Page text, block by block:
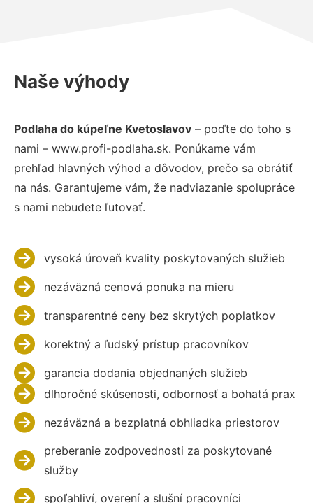
Naše výhody
Podlaha do kúpeľne Kvetoslavov – poďte do toho s
nami – www.profi-podlaha.sk. Ponúkame vám
prehľad hlavných výhod a dôvodov, prečo sa obrátiť
na nás. Garantujeme vám, že nadviazanie spolupráce
s nami nebudete ľutovať.
vysoká úroveň kvality poskytovaných služieb
nezáväzná cenová ponuka na mieru
transparentné ceny bez skrytých poplatkov
korektný a ľudský prístup pracovníkov
garancia dodania objednaných služieb
dlhoročné skúsenosti, odbornosť a bohatá prax
nezáväzná a bezplatná obhliadka priestorov
preberanie zodpovednosti za poskytované
služby
spoľahliví, overení a slušní pracovníci